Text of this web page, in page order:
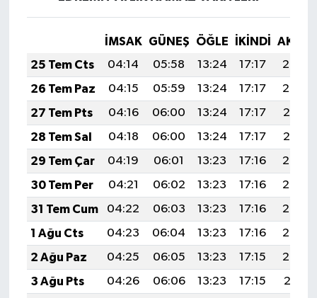
İMSAK GÜNEŞ ÖĞLE İKINDI
25 Tem Cts
04:14 05:58 13:24 17:17
20:39
26 Tem Paz
04:15 05:59 13:24 17:17
20:38
27 Tem Pts
04:16 06:00 13:24 17:17
20:37
28 Tem Sal
04:18 06:00 13:24 17:17
20:37
29 Tem Çar
04:19 06:01 13:23 17:16
20:36
30 Tem Per
04:21 06:02 13:23 17:16
20:35
31 Tem Cum
04:22 06:03 13:23 17:16
20:34
1 Ağu Cts
04:23 06:04 13:23 17:16
20:33
2 Ağu Paz
04:25 06:05 13:23 17:15
20:32
3 Ağu Pts
04:26 06:06 13:23 17:15 20:31